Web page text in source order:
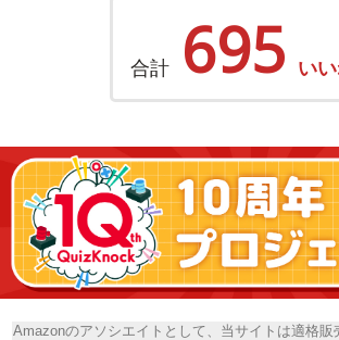
合計 695 い
Amazonのアソシエイトとして、当サイトは適格販